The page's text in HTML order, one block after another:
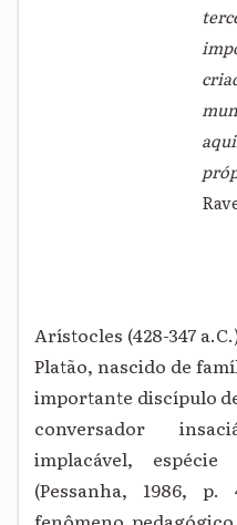
Arístocles (428-347
Platão, nascido de
importante discípulo
conversador
implacável,
(Pessanha, 1986,